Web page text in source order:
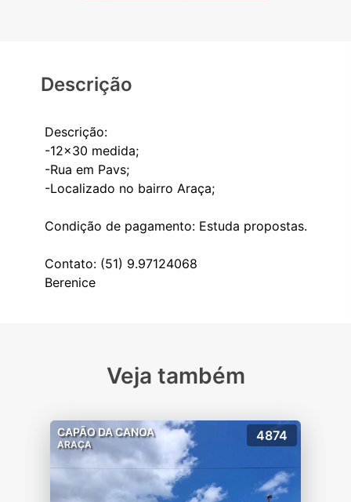
Descrição
Descrição:
-12x30 medida;
-Rua em Pavs;
-Localizado no bairro Araça;
Condição de pagamento: Estuda propostas.
Contato: (51) 9.97124068
Berenice
Veja também
CAPÃO DA CANOA
ARAÇA
4874